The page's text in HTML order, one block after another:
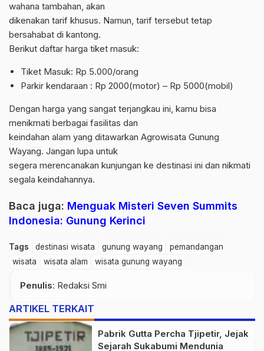
wahana tambahan, akan
dikenakan tarif khusus. Namun, tarif tersebut tetap
bersahabat di kantong.
Berikut daftar harga tiket masuk:
Tiket Masuk: Rp 5.000/orang
Parkir kendaraan : Rp 2000(motor) – Rp 5000(mobil)
Dengan harga yang sangat terjangkau ini, kamu bisa
menikmati berbagai fasilitas dan
keindahan alam yang ditawarkan Agrowisata Gunung
Wayang. Jangan lupa untuk
segera merencanakan kunjungan ke destinasi ini dan nikmati
segala keindahannya.
Baca juga: Menguak Misteri Seven Summits
Indonesia: Gunung Kerinci
Tags destinasi wisata gunung wayang
pemandangan
wisata
wisata alam wisata gunung wayang
Penulis: Redaksi Smi
ARTIKEL TERKAIT
Pabrik Gutta Percha Tjipetir, Jejak
Sejarah Sukabumi Mendunia